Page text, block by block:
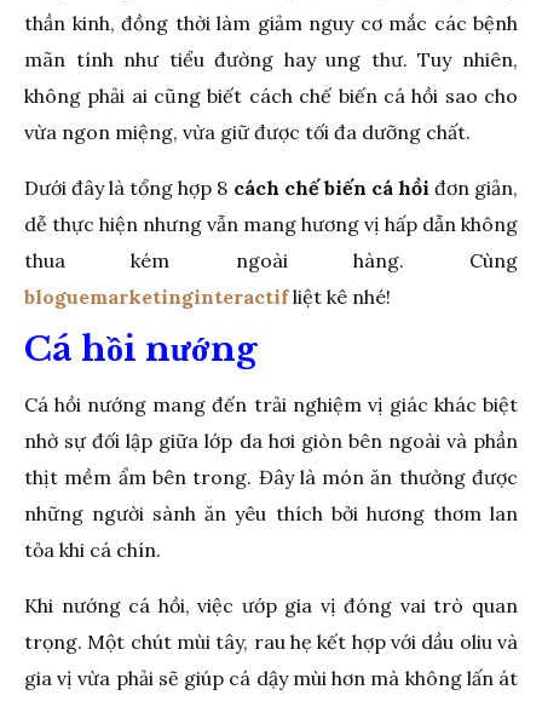
thần kinh, đồng thời làm giảm nguy cơ mắc các bệnh
mãn tính như tiểu đường hay ung thư. Tuy nhiên,
không phải ai cũng biết cách chế biến cá hồi sao cho
vừa ngon miệng, vừa giữ được tối đa dưỡng chất.
Dưới đây là tổng hợp 8 cách chế biến cá hồi đơn giản,
dễ thực hiện nhưng vẫn mang hương vị hấp dẫn không
thua kém ngoài hàng. Cùng
bloguemarketinginteractifliệt kê nhé!
Cá hồi nướng
Cá hồi nướng mang đến trải nghiệm vị giác khác biệt
nhờ sự đối lập giữa lớp da hơi giòn bên ngoài và phần
thịt mềm ẩm bên trong. Đây là món ăn thường được
những người sành ăn yêu thích bởi hương thơm lan
tỏa khi cá chín.
Khi nướng cá hồi, việc ướp gia vị đóng vai trò quan
trọng. Một chút mùi tây, rau hẹ kết hợp với dầu oliu và
gia vị vừa phải sẽ giúp cá dậy mùi hơn mà không lấn át